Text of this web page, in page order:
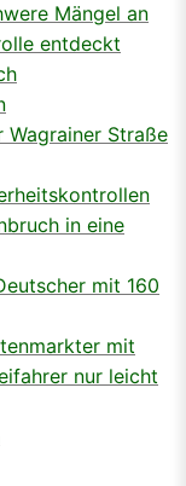
Mängel an
entdeckt
Wagrainer Straße
in eine
mit 160
mit
nur leicht